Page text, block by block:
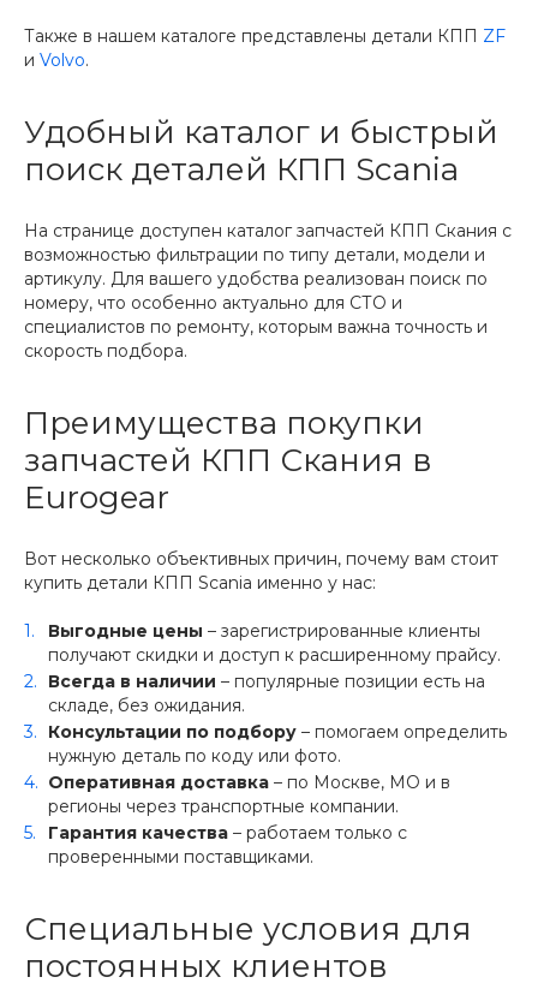
Также в нашем каталоге представлены детали КПП ZF
и Volvo.
Удобный каталог и быстрый
поиск деталей КПП Scania
На странице доступен каталог запчастей КПП Скания с
возможностью фильтрации по типу детали, модели и
артикулу. Для вашего удобства реализован поиск по
номеру, что особенно актуально для СТО и
специалистов по ремонту, которым важна точность и
скорость подбора.
Преимущества покупки
запчастей КПП Скания в
Eurogear
Вот несколько объективных причин, почему вам стоит
купить детали КПП Scania именно у нас:
Выгодные цены – зарегистрированные клиенты
получают скидки и доступ к расширенному прайсу.
Всегда в наличии – популярные позиции есть на
складе, без ожидания.
Консультации по подбору – помогаем определить
нужную деталь по коду или фото.
Оперативная доставка – по Москве, МО и в
регионы через транспортные компании.
Гарантия качества – работаем только с
проверенными поставщиками.
Специальные условия для
постоянных клиентов